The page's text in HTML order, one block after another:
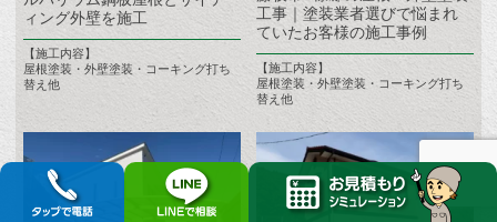
ィング外壁を施工
【施工内容】
屋根塗装・外壁塗装・コーキング打ち
替え他
工事｜塗装業者選びで悩まれ
ていたお客様の施工事例
【施工内容】
屋根塗装・外壁塗装・コーキング打ち
替え他